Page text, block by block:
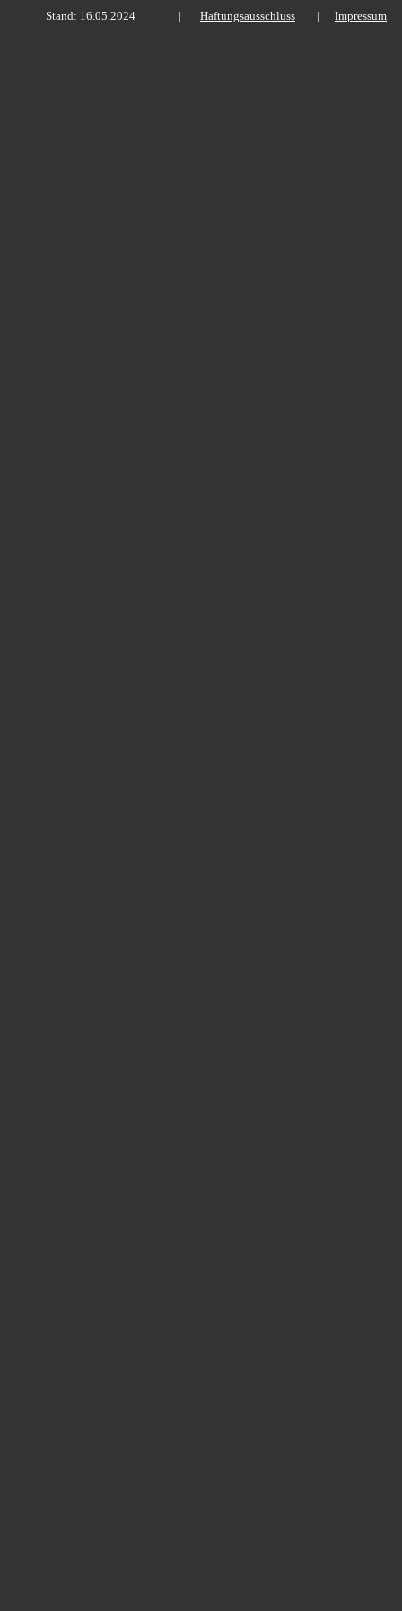
Stand: 16.05.2024 | Haftungsausschluss | Impressum